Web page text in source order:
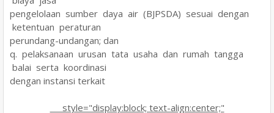
pengelolaan sumber daya air (BJPSDA) sesuai dengan
ketentuan peraturan
perundang-undangan; dan
q. pelaksanaan urusan tata usaha dan rumah tangga
balai serta koordinasi
dengan instansi terkait
style="display:block; text-align:center;"